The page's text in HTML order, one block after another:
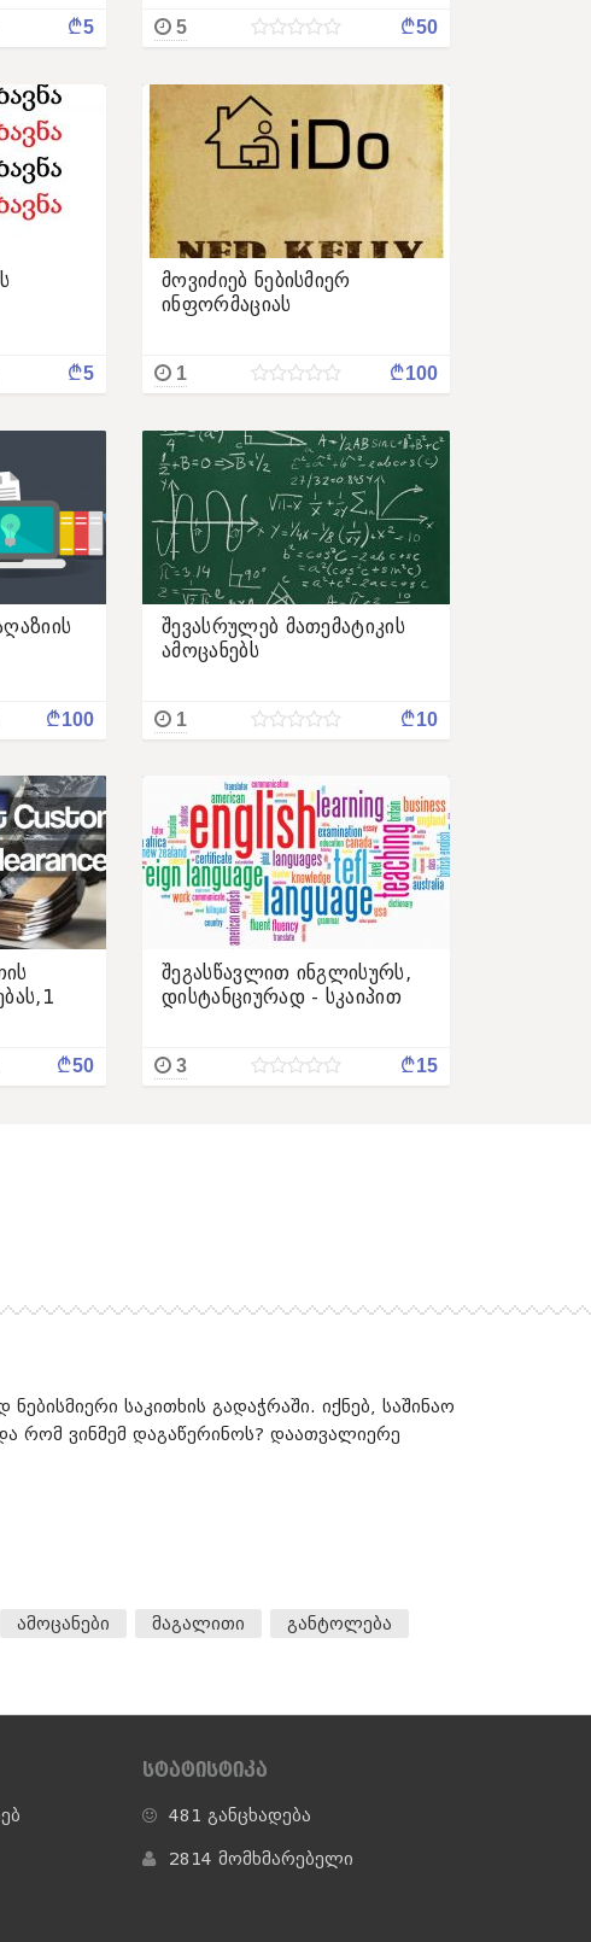
¢5 5 ¢50
¢5
მოვიძიებ ნებისმიერ
ინფორმაციას
1 ¢100
¢100
შევასრულებ მათემატიკის
ამოცანებს
1 ¢10
¢50
შეგასწავლით ინგლისურს,
დისტანციურად - სკაიპით
3 ¢15
საკითხის გადაჭრაში. იქნებ, საშინაო
რომ ვინმემ დაგაწერინოს? დაათვალიერე
ამოცანები მაგალითი განტოლება
ᲡᲢᲐᲢᲘᲡᲢᲘᲙᲐ
481 განცხადება
2814 მომხმარებელი